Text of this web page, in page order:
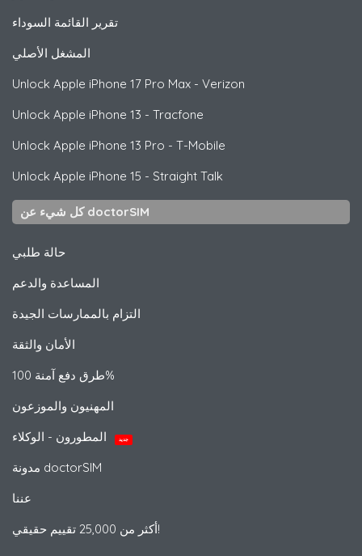
تقرير القائمة السوداء
المشغل الأصلي
Unlock Apple iPhone 17 Pro Max - Verizon
Unlock Apple iPhone 13 - Tracfone
Unlock Apple iPhone 13 Pro - T-Mobile
Unlock Apple iPhone 15 - Straight Talk
كل شيء عن doctorSIM
حالة طلبي
المساعدة والدعم
التزام بالممارسات الجيدة
الأمان والثقة
طرق دفع آمنة 100%
المهنيون والموزعون
جديد
مدونة doctorSIM
عننا
أكثر من 25,000 تقييم حقيقي!